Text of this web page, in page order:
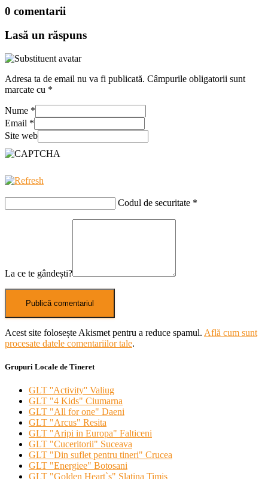
0 comentarii
Lasă un răspuns
Adresa ta de email nu va fi publicată. Câmpurile obligatorii sunt
marcate cu *
Nume *
Email *
Site web
Codul de securitate *
La ce te gândești?
Acest site folosește Akismet pentru a reduce spamul. Află cum sunt
procesate datele comentariilor tale.
Grupuri Locale de Tineret
GLT ''Activity'' Valiug
GLT "4 Kids" Ciumarna
GLT "All for one" Daeni
GLT "Arcus" Resita
GLT "Aripi in Europa" Falticeni
GLT "Cuceritorii" Suceava
GLT "Din suflet pentru tineri" Crucea
GLT "Energiee" Botosani
GLT "Golden Heart`s" Slatina Timis